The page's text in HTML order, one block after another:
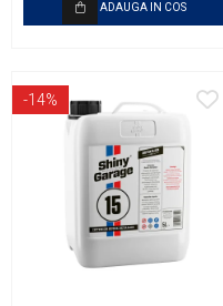
ADAUGA IN COS
-14%